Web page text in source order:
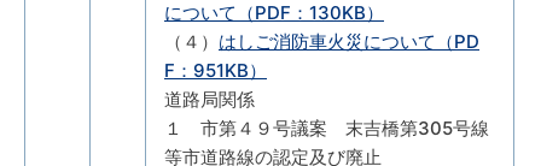
について（PDF：130KB）
（４） はしご消防車火災について（PD
F：951KB）
道路局関係
１ 市第４９号議案 末吉橋第305号線
等市道路線の認定及び廃止